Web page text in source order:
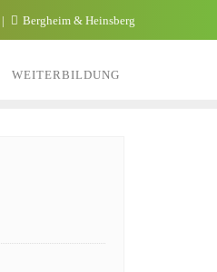
Bergheim & Heinsberg
WEITERBILDUNG